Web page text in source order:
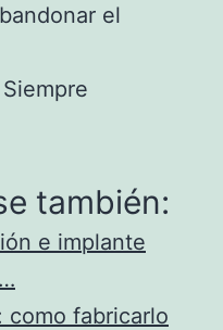
el
también:
e implante
como fabricarlo